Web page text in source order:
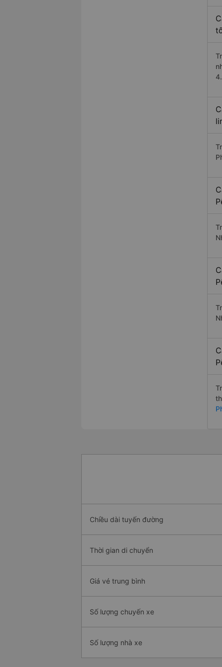
Chiều dài tuyến đường
Thời gian di chuyển
Giá vé trung bình
Số lượng chuyến xe
Số lượng nhà xe